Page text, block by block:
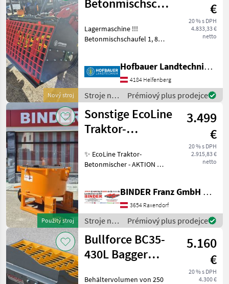
Nový stroj
Betonmischschaufel
€
20 % s DPH
4.833,33 €
netto
Lagermaschine !!!
Betonmischschaufel 1, 8
betónu
Hofbauer Landtechnik GmbH
4184 Helfenberg
Stroje na
stavbu /
Sonstige
Prémiový plus prodejce
Použitý stroj
Sonstige EcoLine
Traktor-
TBM 800
3.499
€
20 % s DPH
2.915,83 €
netto
✨ EcoLine Traktor-
Betonmischer - AKTION ✔️
✔️ Antrieb - über die
Traktorzapfwelle ✔️ mit
Gelenkwelle (nicht im
BINDER Franz GmbH & CoKG
3654 Raxendorf
Stroje na
stavbu /
Sonstige
Prémiový plus prodejce
Bullforce BC35-
430L Bagger
5.160
€
20 % s DPH
4.300 €
Behältervolumen von 250